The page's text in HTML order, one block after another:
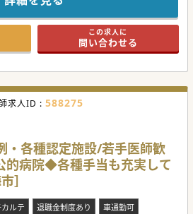
の様々な専門の先生方からも、
によりクリニック全体の専門性も高
この求人に
問い合わせる
求人ID : 588275
・各種認定施設/若手医師歓
的病院◆各種手当も充実して
］
ルテ 退職金制度あり 車通勤可